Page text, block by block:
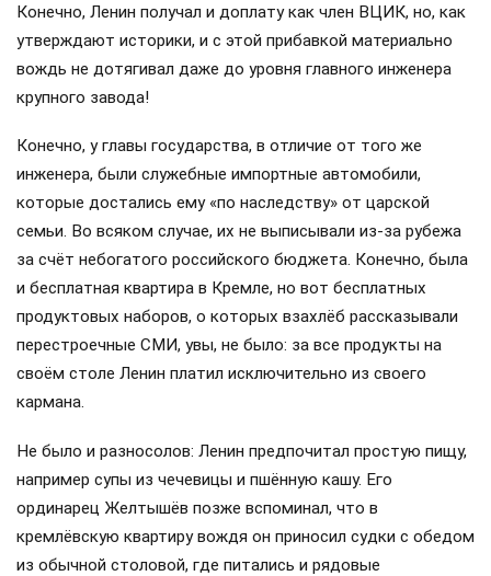
Конечно, Ленин получал и доплату как член ВЦИК, но, как
утверждают историки, и с этой прибавкой материально
вождь не дотягивал даже до уровня главного инженера
крупного завода!
Конечно, у главы государства, в отличие от того же
инженера, были служебные импортные автомобили,
которые достались ему «по наследству» от царской
семьи. Во всяком случае, их не выписывали из-за рубежа
за счёт небогатого российского бюджета. Конечно, была
и бесплатная квартира в Кремле, но вот бесплатных
продуктовых наборов, о которых взахлёб рассказывали
перестроечные СМИ, увы, не было: за все продукты на
своём столе Ленин платил исключительно из своего
кармана.
Не было и разносолов: Ленин предпочитал простую пищу,
например супы из чечевицы и пшённую кашу. Его
ординарец Желтышёв позже вспоминал, что в
кремлёвскую квартиру вождя он приносил судки с обедом
из обычной столовой, где питались и рядовые